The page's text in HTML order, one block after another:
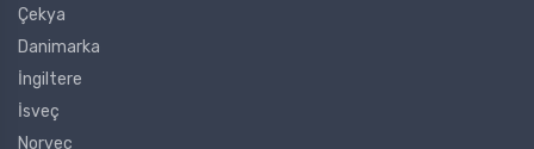
Çekya
Danimarka
İngiltere
İsveç
Norveç